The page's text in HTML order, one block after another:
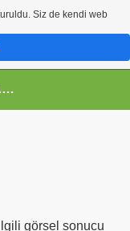
*** İYİLİK İÇİN KOŞANLARIN YERİ***
Siz de kendi web